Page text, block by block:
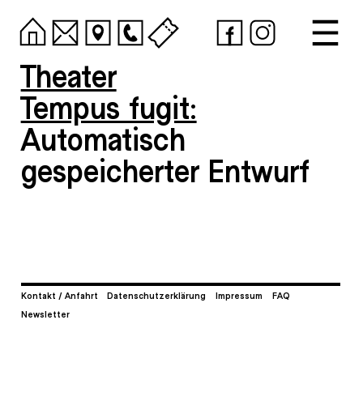
Theater
Tempus fugit:
Automatisch
gespeicherter Entwurf
Kontakt / Anfahrt Datenschutzerklärung Impressum
FAQ
Newsletter